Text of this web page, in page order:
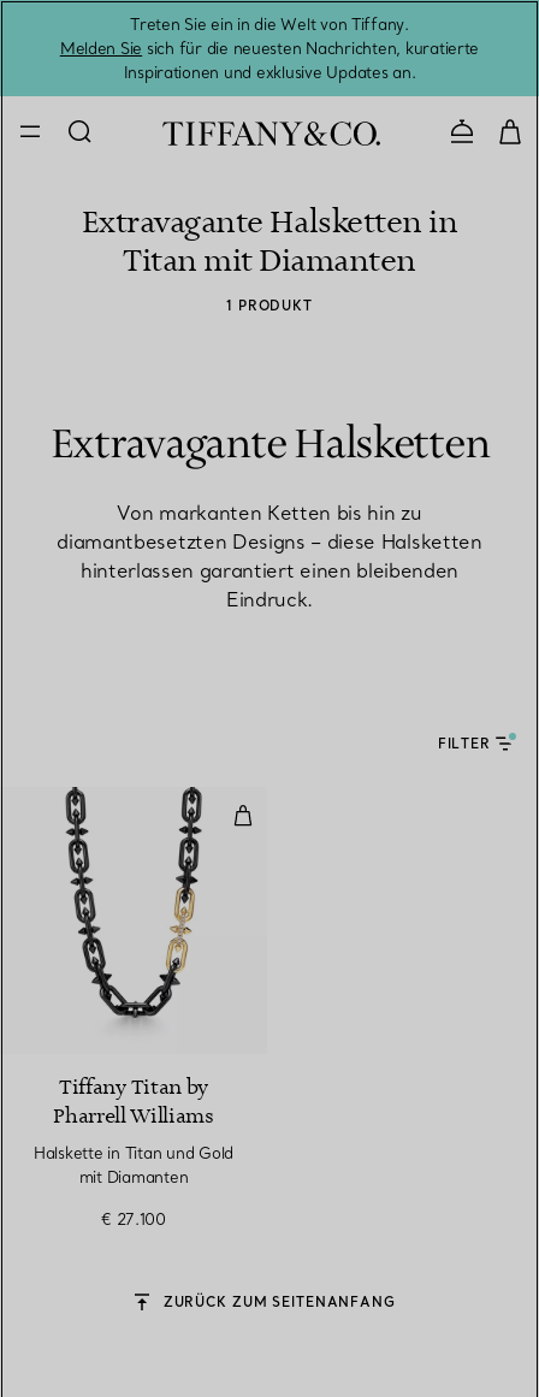
Treten Sie ein in die Welt von Tiffany.
Melden Sie sich für die neuesten Nachrichten, kuratierte
Inspirationen und exklusive Updates an.
Extravagante Halsketten in
Titan mit Diamanten
1 PRODUKT
Extravagante Halsketten
Von markanten Ketten bis hin zu
diamantbesetzten Designs – diese Halsketten
hinterlassen garantiert einen bleibenden
Eindruck.
FILTER
Halskette in Titan und Gold mit
Tiffany Titan by
Pharrell Williams
Halskette in Titan und Gold
mit Diamanten
€ 27.100
ZURÜCK ZUM SEITENANFANG